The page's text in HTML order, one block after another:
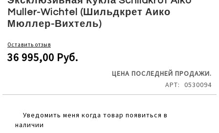
Muller-Wichtel (Шильдкрет Аико
Мюллер-Вихтель)
Оставить отзыв
36 995,00 Руб.
ЦЕНА ПОСЛЕДНЕЙ ПРОДАЖИ.
АРТ
0530094
Уведомить меня когда товар появиться в
наличии
the
beginning
of
images
gallery